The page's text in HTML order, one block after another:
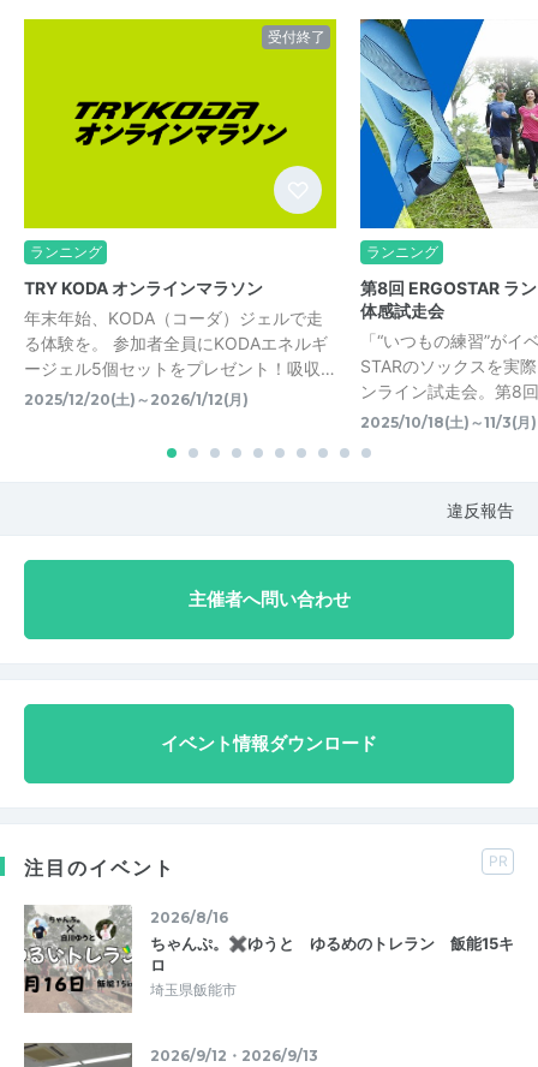
受付終了
ランニング
TRY KODA オンラインマラソン
年末年始、KODA（コーダ）ジェルで走
る体験を。 参加者全員にKODAエネルギ
ージェル5個セットをプレゼント！吸収…
2025/12/20(土)～2026/1/12(月)
ランニング
第8回 ERGOSTAR ラ
体感試走会
「“いつもの練習”がイ
STARのソックスを実
ンライン試走会。第8
2025/10/18(土)～11/3(月)
違反報告
主催者へ問い合わせ
イベント情報ダウンロード
注目のイベント PR
2026/8/16
ちゃんぷ。✖ゆうと ゆるめのトレラン 飯能15キ
ロ
埼玉県飯能市
2026/9/12・2026/9/13